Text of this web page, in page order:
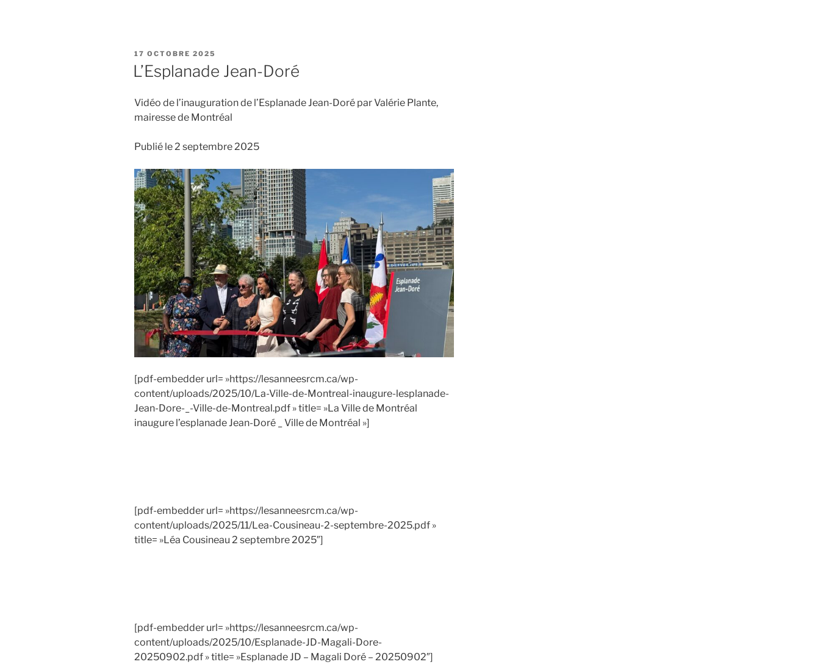
PUBLIÉ
17 OCTOBRE 2025
L’Esplanade Jean-Doré
Vidéo de l’inauguration de l’Esplanade Jean-Doré par Valérie Plante,
mairesse de Montréal
Publié le 2 septembre 2025
[pdf-embedder url= »https://lesanneesrcm.ca/wp-
content/uploads/2025/10/La-Ville-de-Montreal-inaugure-lesplanade-
Jean-Dore-_-Ville-de-Montreal.pdf » title= »La Ville de Montréal
inaugure l’esplanade Jean-Doré _ Ville de Montréal »]
[pdf-embedder url= »https://lesanneesrcm.ca/wp-
content/uploads/2025/11/Lea-Cousineau-2-septembre-2025.pdf »
title= »Léa Cousineau 2 septembre 2025″]
[pdf-embedder url= »https://lesanneesrcm.ca/wp-
content/uploads/2025/10/Esplanade-JD-Magali-Dore-
20250902.pdf » title= »Esplanade JD – Magali Doré – 20250902″]